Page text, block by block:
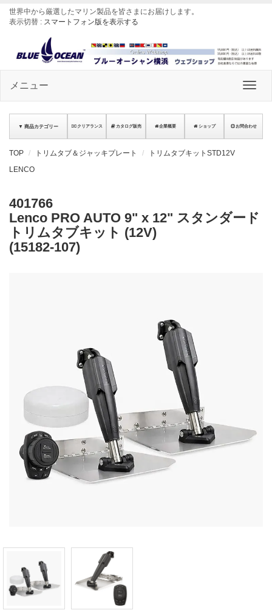
世界中から厳選したマリン製品を皆さまにお届けします。
表示切替 : スマートフォン版を表示する
メニュー
▼ 商品カテゴリー クリアランス カタログ販売 企業概要 ショップ お問合わせ
TOP トリムタブ＆ジャッキプレート
トリムタブキットSTD12V
LENCO
401766
Lenco PRO AUTO 9" x 12" スタンダード
トリムタブキット (12V)
(15182-107)